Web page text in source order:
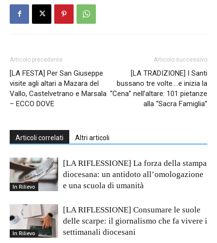
Articolo precedente
[LA FESTA] Per San Giuseppe
visite agli altari a Mazara del
Vallo, Castelvetrano e Marsala
– ECCO DOVE
Articolo successivo
[LA TRADIZIONE] I Santi
bussano tre volte….e inizia la
“Cena” nell’altare: 101 pietanze
alla “Sacra Famiglia”
Articoli correlati Altri articoli
In Rilievo
[LA RIFLESSIONE] La forza della stampa
diocesana: un antidoto all’omologazione
e una scuola di umanità
In Rilievo
[LA RIFLESSIONE] Consumare le suole
delle scarpe: il giornalismo che fa vivere i
settimanali diocesani